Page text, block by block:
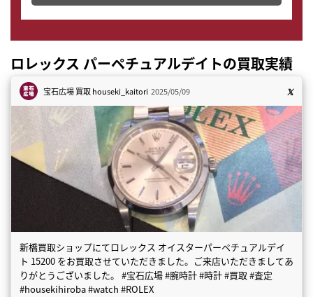
ロレックス パーペチュアルデイトの買取実績
宝石広場 買取houseki_kaitori 2025/05/09
新橋買取ショップにてロレックス オイスターパーペチュアルデイ
ト 15200 をお買取させていただきました。ご来店いただきましてあ
りがとうございました。 #宝石広場 #腕時計 #時計 #買取 #査定
#housekihiroba #watch #ROLEX